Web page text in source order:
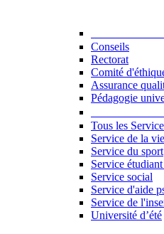
Conseils
Rectorat
Comité
Assurance
Pédagogie
Tous les
Service de la
Service du sport
Service
Service social
Service d'aide
Service de
Université d’été